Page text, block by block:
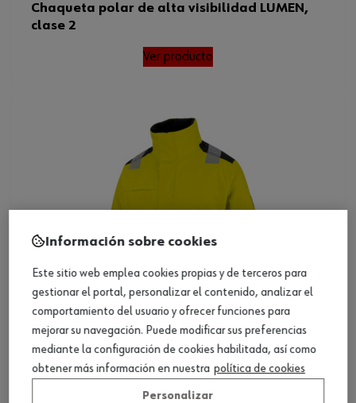
Chaqueta polar de alta visibilidad LUMEN,
clase 2
Ver producto
Parka de alta visibilidad FLUO
Información sobre cookies
Este sitio web emplea cookies propias y de terceros para
gestionar el portal, personalizar el contenido, analizar el
comportamiento del usuario y ofrecer funciones para
mejorar su navegación. Puede modificar sus preferencias
mediante la configuración de cookies habilitada, así como
obtener más información en nuestra política de cookies
Personalizar